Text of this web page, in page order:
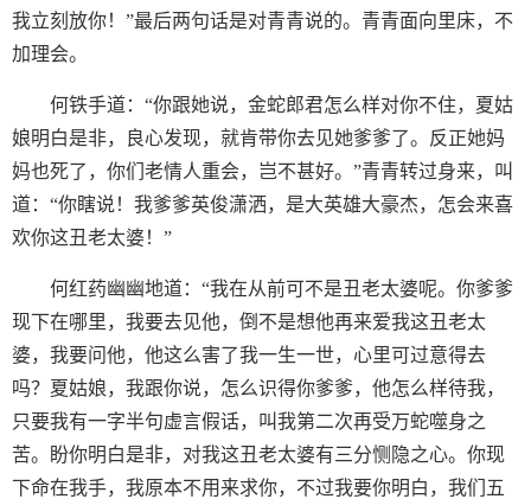
我立刻放你！”最后两句话是对青青说的。青青面向里床，不
加理会。
何铁手道：“你跟她说，金蛇郎君怎么样对你不住，夏姑
娘明白是非，良心发现，就肯带你去见她爹爹了。反正她妈
妈也死了，你们老情人重会，岂不甚好。”青青转过身来，叫
道：“你瞎说！我爹爹英俊潇洒，是大英雄大豪杰，怎会来喜
欢你这丑老太婆！”
何红药幽幽地道：“我在从前可不是丑老太婆呢。你爹爹
现下在哪里，我要去见他，倒不是想他再来爱我这丑老太
婆，我要问他，他这么害了我一生一世，心里可过意得去
吗？夏姑娘，我跟你说，怎么识得你爹爹，他怎么样待我，
只要我有一字半句虚言假话，叫我第二次再受万蛇噬身之
苦。盼你明白是非，对我这丑老太婆有三分恻隐之心。你现
下命在我手，我原本不用来求你，不过我要你明白，我们五